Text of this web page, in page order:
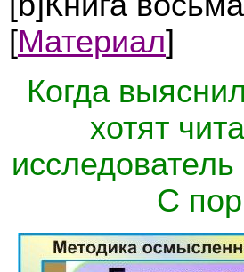
[Материал]
Когда
хотят
С